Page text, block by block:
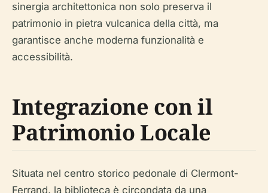
sinergia architettonica non solo preserva il
patrimonio in pietra vulcanica della città, ma
garantisce anche moderna funzionalità e
accessibilità.
Integrazione con il
Patrimonio Locale
Situata nel centro storico pedonale di Clermont-
Ferrand, la biblioteca è circondata da una